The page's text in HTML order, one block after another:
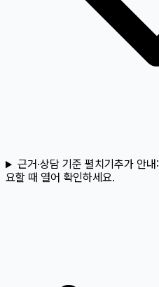
근거·상담 기준 펼치기 추가 안내:
요할 때 열어 확인하세요.